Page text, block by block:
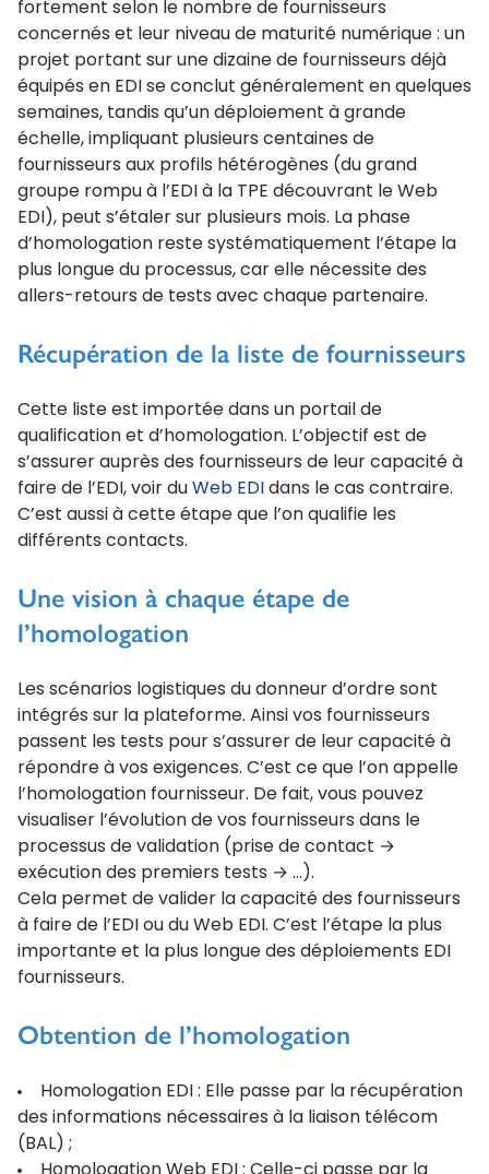
fortement selon le nombre de fournisseurs
concernés et leur niveau de maturité numérique : un
projet portant sur une dizaine de fournisseurs déjà
équipés en EDI se conclut généralement en quelques
semaines, tandis qu’un déploiement à grande
échelle, impliquant plusieurs centaines de
fournisseurs aux profils hétérogènes (du grand
groupe rompu à l’EDI à la TPE découvrant le Web
EDI), peut s’étaler sur plusieurs mois. La phase
d’homologation reste systématiquement l’étape la
plus longue du processus, car elle nécessite des
allers-retours de tests avec chaque partenaire.
Récupération de la liste de fournisseurs
Cette liste est importée dans un portail de
qualification et d’homologation. L’objectif est de
s’assurer auprès des fournisseurs de leur capacité à
faire de l’EDI, voir du Web EDI dans le cas contraire.
C’est aussi à cette étape que l’on qualifie les
différents contacts.
Une vision à chaque étape de
l’homologation
Les scénarios logistiques du donneur d’ordre sont
intégrés sur la plateforme. Ainsi vos fournisseurs
passent les tests pour s’assurer de leur capacité à
répondre à vos exigences. C’est ce que l’on appelle
l’homologation fournisseur. De fait, vous pouvez
visualiser l’évolution de vos fournisseurs dans le
processus de validation (prise de contact →
exécution des premiers tests → …).
Cela permet de valider la capacité des fournisseurs
à faire de l’EDI ou du Web EDI. C’est l’étape la plus
importante et la plus longue des déploiements EDI
fournisseurs.
Obtention de l’homologation
Homologation EDI : Elle passe par la récupération
des informations nécessaires à la liaison télécom
(BAL) ;